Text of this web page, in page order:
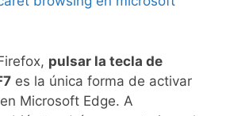
pulsar la tecla de
es la única forma de activar
Microsoft Edge. A